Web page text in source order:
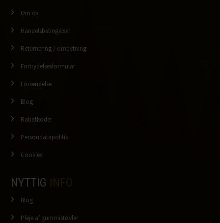
Om os
Handelsbetingelser
Returnering / ombytning
Fortrydelsesformular
Forsendelse
Blog
Rabatkoder
Persondatapolitik
Cookies
NYTTIG
Blog
Pleje af gummistøvler